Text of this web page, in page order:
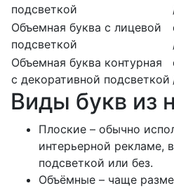
подсветкой
Объемная буква с лицевой
подсветкой
Объемная буква контурная
с декоративной подсветкой
Виды букв из
Плоские – обычно
интерьерной рекламе,
подсветкой или без.
Объёмные – чаще